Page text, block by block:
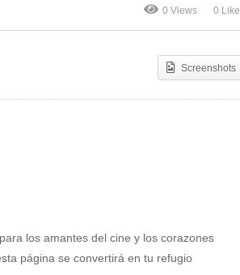
0 Views 0
Screenshots
los amantes del cine y los corazones
página se convertirá en tu refugio